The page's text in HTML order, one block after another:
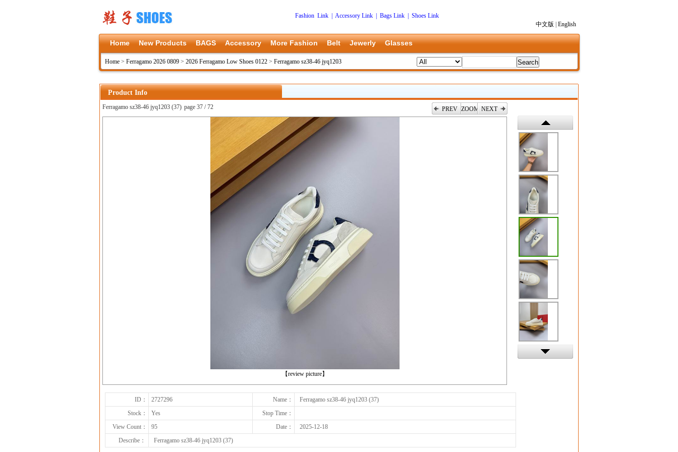
Fashion Link Accessory Link| Bags Link| Shoes Link
中文版
English
Home New Products BAGS Accessory More Fashion Belt Jewerly Glasses
Home > Ferragamo 2026 0809 > 2026 Ferragamo Low Shoes 0122 > Ferragamo sz38-46 jyq1203
Product Info
Ferragamo sz38-46 jyq1203 (37) page 37 / 72 PREV ZOOM NEXT
【review picture】
上一张
ID： 2727296 Name：
Ferragamo sz38-46 jyq1203 (37)
Stock：
Yes
Stop Time：
View Count：
95 Date：
2025-12-18
Describe：
Ferragamo sz38-46 jyq1203 (37)